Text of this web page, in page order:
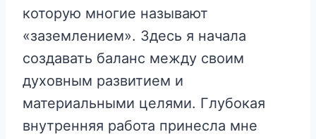
которую многие называют
«заземлением». Здесь я начала
создавать баланс между своим
духовным развитием и
материальными целями. Глубокая
внутренняя работа принесла мне